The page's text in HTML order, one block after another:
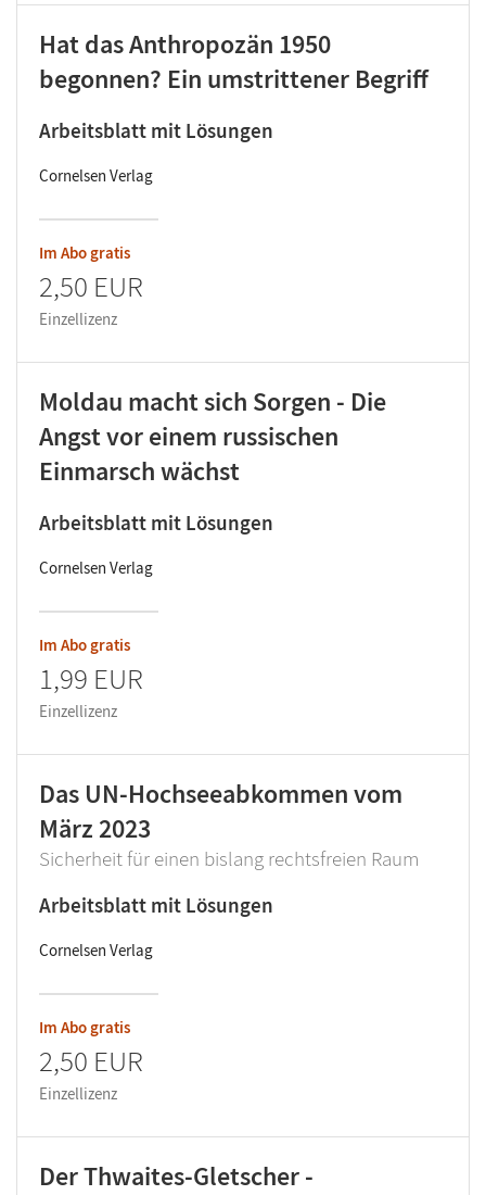
Hat das Anthropozän 1950
begonnen? Ein umstrittener Begriff
Arbeitsblatt mit Lösungen
Cornelsen Verlag
Im Abo gratis
2,50 EUR
Einzellizenz
Moldau macht sich Sorgen - Die
Angst vor einem russischen
Einmarsch wächst
Arbeitsblatt mit Lösungen
Cornelsen Verlag
Im Abo gratis
1,99 EUR
Einzellizenz
Das UN-Hochseeabkommen vom
März 2023
Sicherheit für einen bislang rechtsfreien Raum
Arbeitsblatt mit Lösungen
Cornelsen Verlag
Im Abo gratis
2,50 EUR
Einzellizenz
Der Thwaites-Gletscher -